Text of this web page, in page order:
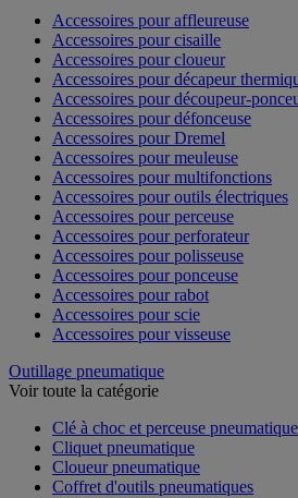
Accessoires pour affleureuse
Accessoires pour cisaille
Accessoires pour cloueur
Accessoires pour décapeur
Accessoires pour découpeur-
Accessoires pour défonceuse
Accessoires pour Dremel
Accessoires pour meuleuse
Accessoires pour multifonctions
Accessoires pour outils électriques
Accessoires pour perceuse
Accessoires pour perforateur
Accessoires pour polisseuse
Accessoires pour ponceuse
Accessoires pour rabot
Accessoires pour scie
Accessoires pour visseuse
Outillage pneumatique
Voir toute la catégorie
Clé à choc et perceuse pneumatique
Cliquet pneumatique
Cloueur pneumatique
Coffret d'outils pneumatiques